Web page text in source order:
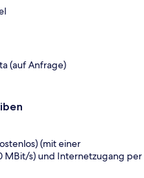
(auf Anfrage)
(mit einer
MBit/s) und Internetzugang per